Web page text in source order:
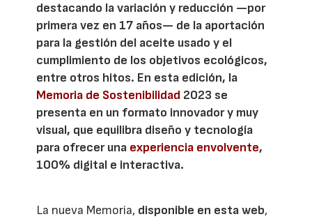
destacando la variación y reducción —por
primera vez en 17 años— de la aportación
para la gestión del aceite usado y el
cumplimiento de los objetivos ecológicos,
entre otros hitos. En esta edición, la
Memoria de Sostenibilidad 2023 se
presenta en un formato innovador y muy
visual, que equilibra diseño y tecnología
para ofrecer una experiencia envolvente,
100% digital e interactiva.
La nueva Memoria, disponible en esta web,